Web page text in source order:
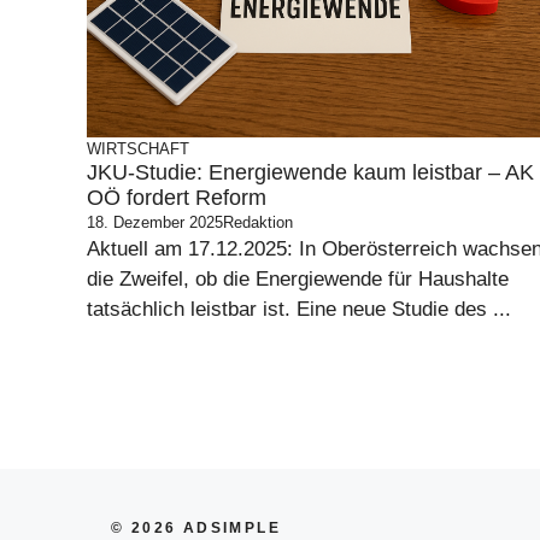
WIRTSCHAFT
JKU-Studie: Energiewende kaum leistbar – AK
OÖ fordert Reform
18. Dezember 2025Redaktion
Aktuell am 17.12.2025: In Oberösterreich
die Zweifel, ob die Energiewende für Haushalte
tatsächlich leistbar ist. Eine neue Studie des ...
© 2026 ADSIMPLE